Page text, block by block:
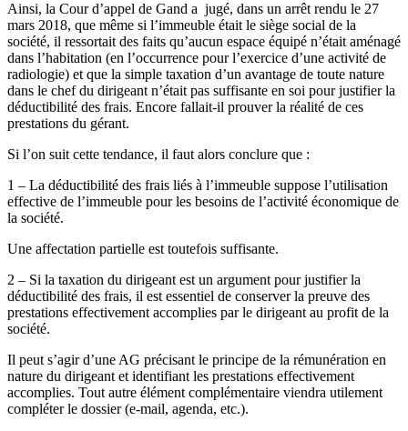
Ainsi, la Cour d’appel de Gand a jugé, dans un arrêt rendu le 27
mars 2018, que même si l’immeuble était le siège social de la
société, il ressortait des faits qu’aucun espace équipé n’était aménagé
dans l’habitation (en l’occurrence pour l’exercice d’une activité de
radiologie) et que la simple taxation d’un avantage de toute nature
dans le chef du dirigeant n’était pas suffisante en soi pour justifier la
déductibilité des frais. Encore fallait-il prouver la réalité de ces
prestations du gérant.
Si l’on suit cette tendance, il faut alors conclure que :
1 – La déductibilité des frais liés à l’immeuble suppose l’utilisation
effective de l’immeuble pour les besoins de l’activité économique de
la société.
Une affectation partielle est toutefois suffisante.
2 – Si la taxation du dirigeant est un argument pour justifier la
déductibilité des frais, il est essentiel de conserver la preuve des
prestations effectivement accomplies par le dirigeant au profit de la
société.
Il peut s’agir d’une AG précisant le principe de la rémunération en
nature du dirigeant et identifiant les prestations effectivement
accomplies. Tout autre élément complémentaire viendra utilement
compléter le dossier (e-mail, agenda, etc.).